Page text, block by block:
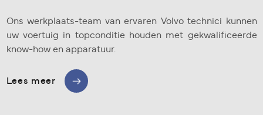
Ons werkplaats-team van ervaren Volvo technici kunnen
uw voertuig in topconditie houden met gekwalificeerde
know-how en apparatuur.
Lees meer